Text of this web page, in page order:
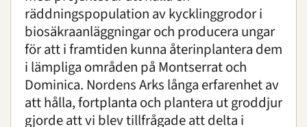
räddningspopulation av kycklinggrodor i
biosäkraanläggningar och producera ungar
för att i framtiden kunna återinplantera dem
i lämpliga områden på Montserrat och
Dominica. Nordens Arks långa erfarenhet av
att hålla, fortplanta och plantera ut groddjur
gjorde att vi blev tillfrågade att delta i